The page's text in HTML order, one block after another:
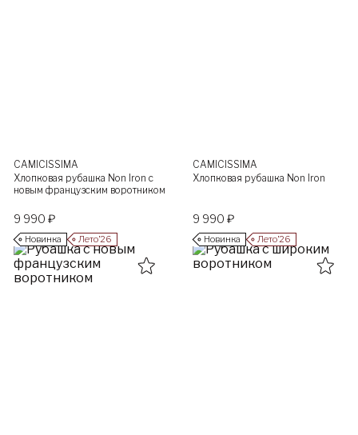
CAMICISSIMA
Хлопковая рубашка Non Iron с
новым французским воротником
9 990 ₽
Новинка Лето’26
CAMICISSIMA
Хлопковая рубашка Non Iron
9 990 ₽
Новинка Лето’26